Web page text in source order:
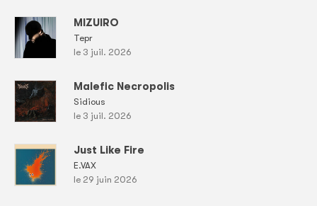
MIZUIRO
Tepr
le 3 juil. 2026
Malefic Necropolis
Sidious
le 3 juil. 2026
Just Like Fire
E.VAX
le 29 juin 2026